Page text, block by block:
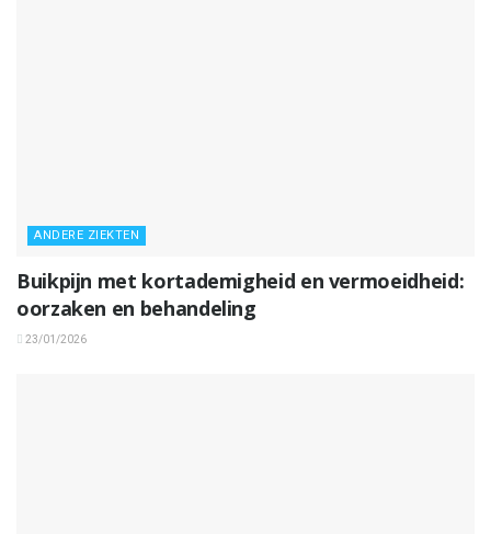
ANDERE ZIEKTEN
Buikpijn met kortademigheid en vermoeidheid:
oorzaken en behandeling
23/01/2026